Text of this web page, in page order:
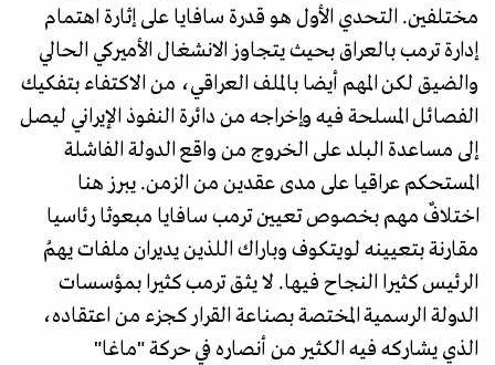
مختلفين. التحدي الأول هو قدرة سافايا على إثارة اهتمام
إدارة ترمب بالعراق بحيث يتجاوز الانشغال الأميركي الحالي
والضيق لكن المهم أيضا بالملف العراقي، من الاكتفاء بتفكيك
الفصائل المسلحة فيه وإخراجه من دائرة النفوذ الإيراني ليصل
إلى مساعدة البلد على الخروج من واقع الدولة الفاشلة
المستحكم عراقيا على مدى عقدين من الزمن. يبرز هنا
اختلافٌ مهم بخصوص تعيين ترمب سافايا مبعوثا رئاسيا
مقارنة بتعيينه لويتكوف وباراك اللذين يديران ملفات يهمُ
الرئيس كثيرا النجاح فيها. لا يثق ترمب كثيرا بمؤسسات
الدولة الرسمية المختصة بصناعة القرار كجزء من اعتقاده،
الذي يشاركه فيه الكثير من أنصاره في حركة "ماغا"